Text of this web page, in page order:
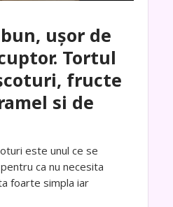
ușor de
Tortul
fructe
si de
este unul ce se
ca nu necesita
foarte simpla iar